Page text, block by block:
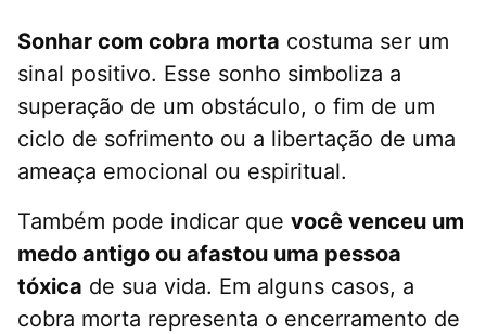
Sonhar com cobra morta costuma ser um
sinal positivo. Esse sonho simboliza a
superação de um obstáculo, o fim de um
ciclo de sofrimento ou a libertação de uma
ameaça emocional ou espiritual.
Também pode indicar que você venceu um
medo antigo ou afastou uma pessoa
tóxica de sua vida. Em alguns casos, a
cobra morta representa o encerramento de